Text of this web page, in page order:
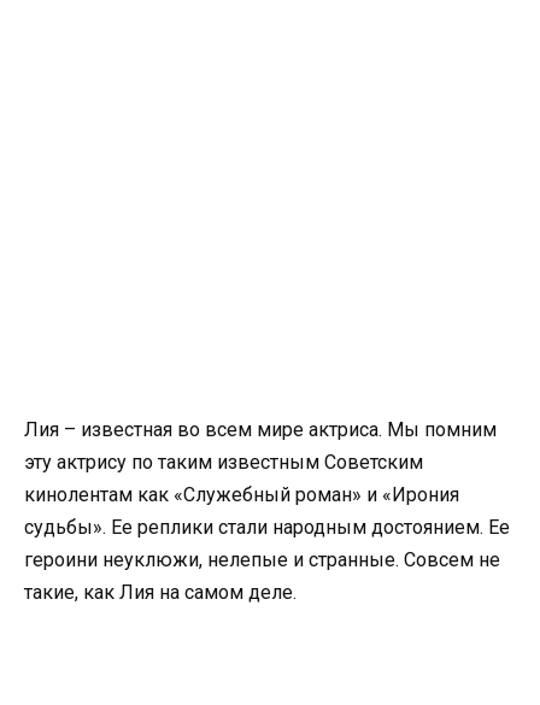
Лия – известная во всем мире актриса. Мы помним
эту актрису по таким известным Советским
кинолентам как «Служебный роман» и «Ирония
судьбы». Ее реплики стали народным достоянием. Ее
героини неуклюжи, нелепые и странные. Совсем не
такие, как Лия на самом деле.